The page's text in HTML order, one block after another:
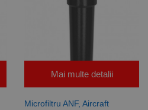
Mai multe detalii
Microfiltru ANF, Aircraft